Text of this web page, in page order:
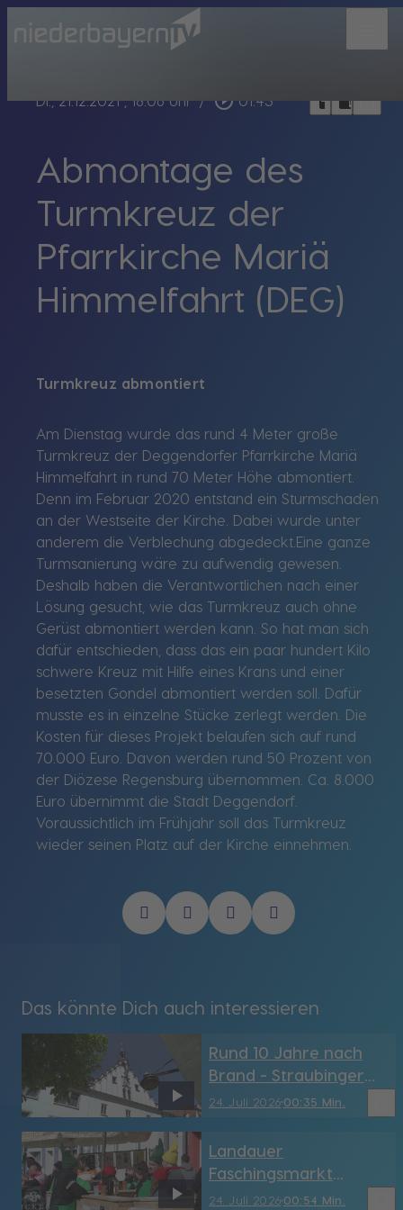
Di., 21.12.2021, 18:06 Uhr / play_circle_outline 01:43 headphoneschrome_reader_modebookmark_border
Abmontage des
Turmkreuz der
Pfarrkirche Mariä
Himmelfahrt (DEG)
Turmkreuz abmontiert
Am Dienstag wurde das rund 4 Meter große
Turmkreuz der Deggendorfer Pfarrkirche Mariä
Himmelfahrt in rund 70 Meter Höhe abmontiert.
Denn im Februar 2020 entstand ein Sturmschaden
an der Westseite der Kirche. Dabei wurde unter
anderem die Verblechung abgedeckt.Eine ganze
Turmsanierung wäre zu aufwendig gewesen.
Deshalb haben die Verantwortlichen nach einer
Lösung gesucht, wie das Turmkreuz auch ohne
Gerüst abmontiert werden kann. So hat man sich
dafür entschieden, dass das ein paar hundert Kilo
schwere Kreuz mit Hilfe eines Krans und einer
besetzten Gondel abmontiert werden soll. Dafür
musste es in einzelne Stücke zerlegt werden. Die
Kosten für dieses Projekt belaufen sich auf rund
70.000 Euro. Davon werden rund 50 Prozent von
der Diözese Regensburg übernommen. Ca. 8.000
Euro übernimmt die Stadt Deggendorf.
Voraussichtlich im Frühjahr soll das Turmkreuz
wieder seinen Platz auf der Kirche einnehmen.
Das könnte Dich auch interessieren
24. Juli 202600:35 Min.
Rund 10 Jahre nach
Brand - Straubinger
Rathaus hat sein
Türmchen wieder (SR)
24. Juli 202600:54 Min.
Landauer
Faschingsmarkt
möglicherweise vor